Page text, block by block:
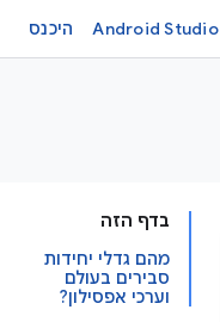
Android Studio היכנס
בדף הזה
מהם גדלי יחידות
סבירים בעולם
וערכי אפסילון?